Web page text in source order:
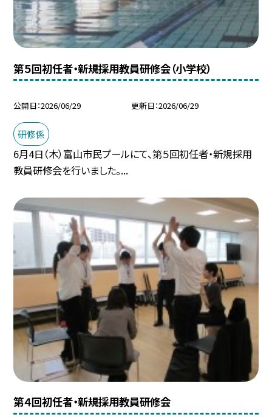
第５回初任者・新規採用教員研修会（小学校）
公開日 2026/06/29 更新日 2026/06/29
研修係
6月4日（木）富山市民プールにて、第５回初任者・新規採用
教員研修会を行いました。...
第４回初任者・新規採用教員研修会